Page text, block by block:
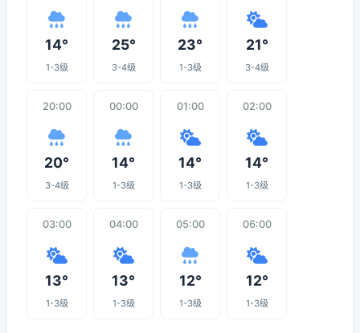
14°
1-3级
25°
3-4级
23°
1-3级
21°
3-4级
20:00
20°
3-4级
00:00
14°
1-3级
01:00
14°
1-3级
02:00
14°
1-3级
03:00
13°
1-3级
04:00
13°
1-3级
05:00
12°
1-3级
06:00
12°
1-3级